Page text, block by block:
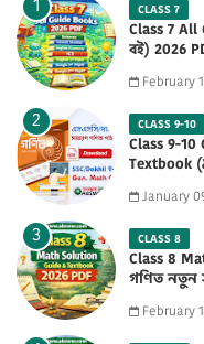
CLASS 7
Class 7 All
বই) 2026
February
CLASS 9-10
Class 9-
Textbook
January
CLASS 8
Class 8
গণিত নতুন
February